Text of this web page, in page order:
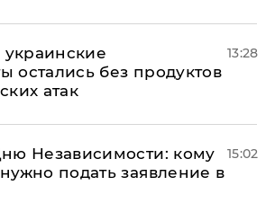
остались без продуктов
атак
13:28
Независимости: кому
подать заявление в
15:02